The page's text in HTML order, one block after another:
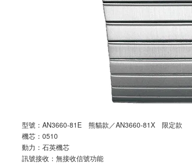
型號：AN3660-81E 熊貓款／AN3660-81X 限定款
機芯：0510
動力：石英機芯
訊號接收：無接收信號功能